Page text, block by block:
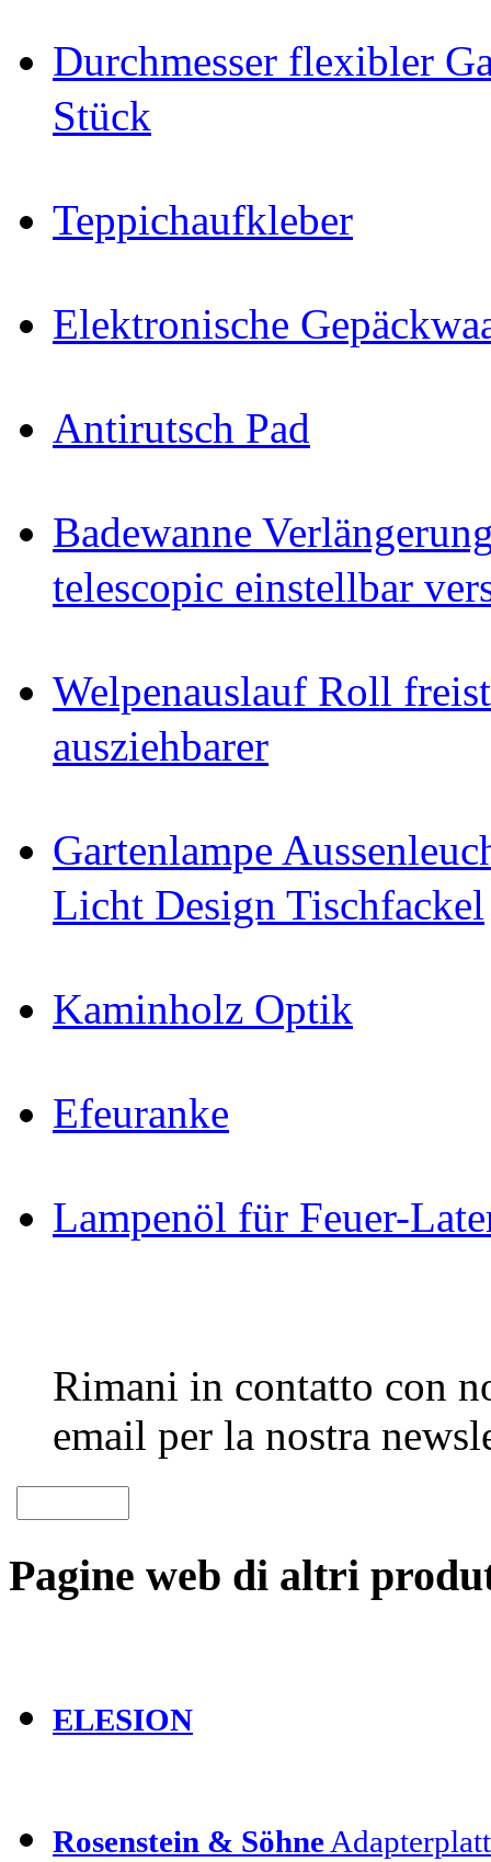
Durchmesser flexibler
Stück
Teppichaufkleber
Elektronische
Antirutsch Pad
Badewanne
telescopic einstellbar
Welpenauslauf Roll
ausziehbarer
Gartenlampe
Licht Design Tischfackel
Kaminholz Optik
Efeuranke
Lampenöl für Feuer-
Rimani in contatto con
email per la nostra
Pagine web di altri
ELESION
Rosenstein & Söhne